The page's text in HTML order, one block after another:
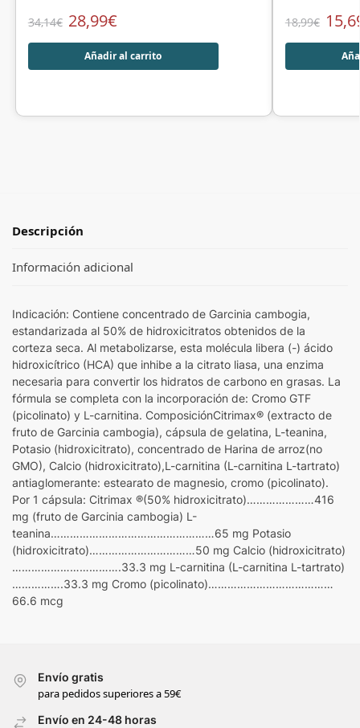
34,14€ 28,99€
Añadir al carrito
18,99€
Descripción
Información adicional
Indicación: Contiene concentrado de Garcinia cambogia,
estandarizada al 50% de hidroxicitratos obtenidos de la
corteza seca. Al metabolizarse, esta molécula libera (-) ácido
hidroxicítrico (HCA) que inhibe a la citrato liasa, una enzima
necesaria para convertir los hidratos de carbono en grasas. La
fórmula se completa con la incorporación de: Cromo GTF
(picolinato) y L-carnitina. ComposiciónCitrimax® (extracto de
fruto de Garcinia cambogia), cápsula de gelatina, L-teanina,
Potasio (hidroxicitrato), concentrado de Harina de arroz(no
GMO), Calcio (hidroxicitrato),L-carnitina (L-carnitina L-tartrato)
antiaglomerante: estearato de magnesio, cromo (picolinato).
Por 1 cápsula: Citrimax ®(50% hidroxicitrato)…………………416
mg (fruto de Garcinia cambogia) L-
teanina……………………………………………65 mg Potasio
(hidroxicitrato)……………………………50 mg Calcio (hidroxicitrato)
…………………………….33.3 mg L-carnitina (L-carnitina L-tartrato)
…………….33.3 mg Cromo (picolinato)…………………………………
66.6 mcg
Envío gratis
para pedidos superiores a 59€
Envío en 24-48 horas